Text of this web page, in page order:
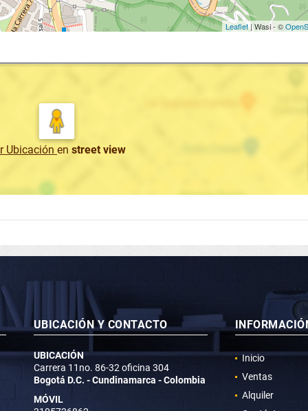
Leaflet| Wasi - ©
Ubicación en street view
UBICACIÓN Y CONTACTO
UBICACIÓN
Carrera 11no. 86-32 oficina 304
Bogotá D.C. - Cundinamarca - Colombia
MÓVIL
Inicio
Ventas
Alquiler